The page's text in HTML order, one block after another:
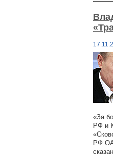
«За
РФ и
РФ